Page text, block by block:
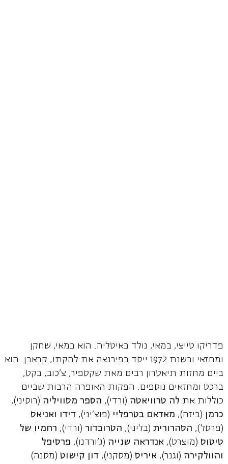
פדריקו טייצי, במאי, נולד באיטליה. הוא במאי, שחקן
ומחזאי ובשנת 1972 ייסד בפירנצה את להקתו, קראבן. הוא
ביים מחזות תיאטרון רבים מאת שקספיר, צ'כוב, בקט,
ברכט ומחזאים נוספים. הפקות האופרה הרבות שביים
כוללות את לה טרוויאטה (ורדי), הספר מסוויליה (רוסיני),
כרמן (ביזה), מאדאם בטרפליי (פוצ'יני), דידו ואניאס
(פרסל), הסהרורית (בליני), הטרובדור(ורדי), רחמיו של
טיטוס (מוצרט), אנדראה שנייה (ג'ורדנו), פרסיפל
והוולקירה (וגנר), איריס (מסקני), דון קישוט(מסנה)